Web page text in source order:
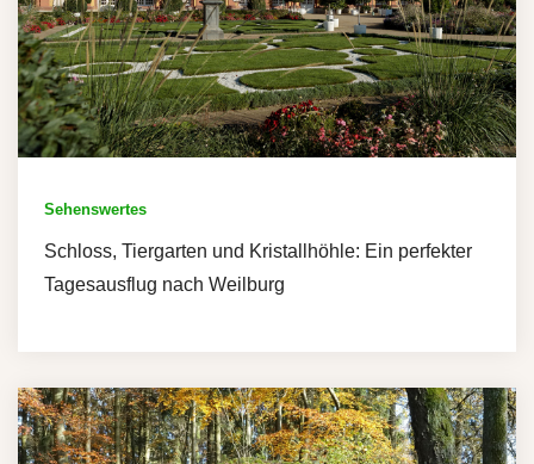
Sehenswertes
Schloss, Tiergarten und Kristallhöhle: Ein perfekter
Tagesausflug nach Weilburg